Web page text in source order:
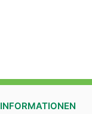
INFORMATIONEN